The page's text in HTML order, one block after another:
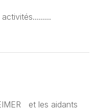
et les aidants